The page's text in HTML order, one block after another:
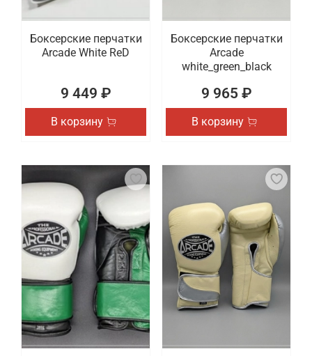
Боксерские перчатки
Arcade White ReD
9 449 ₽
В корзину
Боксерские перчатки
Arcade
white_green_black
9 965 ₽
В корзину